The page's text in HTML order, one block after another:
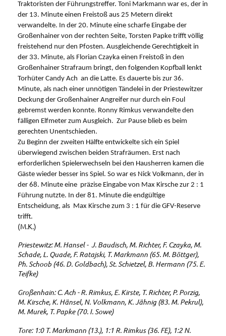
Traktoristen der Führungstreffer. Toni Markmann war es, der in
der 13. Minute einen Freistoß aus 25 Metern direkt
verwandelte. In der 20. Minute eine scharfe Eingabe der
Großenhainer von der rechten Seite, Torsten Papke trifft völlig
freistehend nur den Pfosten. Ausgleichende Gerechtigkeit in
der 33. Minute, als Florian Czayka einen Freistoß in den
Großenhainer Strafraum bringt, den folgenden Kopfball lenkt
Torhüter Candy Ach an die Latte. Es dauerte bis zur 36.
Minute, als nach einer unnötigen Tändelei in der Priestewitzer
Deckung der Großenhainer Angreifer nur durch ein Foul
gebremst werden konnte. Ronny Rimkus verwandelte den
fälligen Elfmeter zum Ausgleich. Zur Pause blieb es beim
gerechten Unentschieden.
Zu Beginn der zweiten Hälfte entwickelte sich ein Spiel
überwiegend zwischen beiden Strafräumen. Erst nach
erforderlichen Spielerwechseln bei den Hausherren kamen die
Gäste wieder besser ins Spiel. So war es Nick Volkmann, der in
der 68. Minute eine präzise Eingabe von Max Kirsche zur 2 : 1
Führung nutzte. In der 81. Minute die endgültige
Entscheidung, als Max Kirsche zum 3 : 1 für die GFV-Reserve
trifft.
(M.K.)
Priestewitz: M. Hansel - J. Baudisch, M. Richter, F. Czayka, M.
Schade, L. Quade, F. Ratajski, T. Markmann (65. M. Böttger),
Ph. Schoob (46. D. Goldbach), St. Schietzel, B. Hermann (75. E.
Teifke)
Großenhain: C. Ach - R. Rimkus, E. Kirste, T. Richter, P. Porzig,
M. Kirsche, K. Hänsel, N. Volkmann, K. Jähnig (83. M. Pekrul),
M. Murek, T. Papke (70. I. Sowe)
Tore: 1:0 T. Markmann (13.), 1:1 R. Rimkus (36. FE), 1:2 N.